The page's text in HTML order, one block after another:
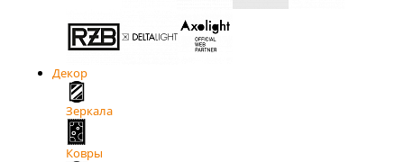
Декор
Зеркала
Ковры